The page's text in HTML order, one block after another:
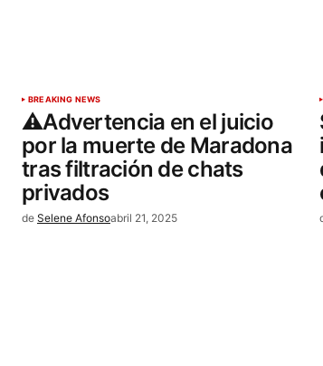
BREAKING NEWS
⚠️Advertencia en el juicio
por la muerte de Maradona
tras filtración de chats
privados
de Selene Afonsoabril 21, 2025